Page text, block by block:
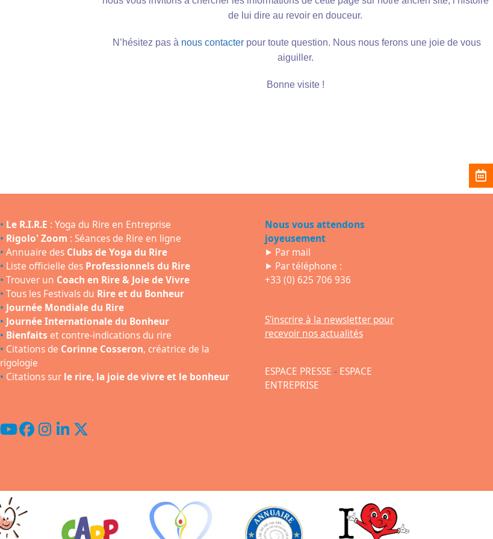
de lui dire au revoir en douceur.
N’hésitez pas à nous contacter pour toute question. Nous nous ferons une joie de vous
aiguiller.
Bonne visite !
• Le R.I.R.E : Yoga du Rire en Entreprise
• Rigolo' Zoom : Séances de Rire en ligne
• Annuaire des Clubs de Yoga du Rire
• Liste officielle des Professionnels du Rire
• Trouver un Coach en Rire & Joie de Vivre
• Tous les Festivals du Rire et du Bonheur
• Journée Mondiale du Rire
• Journée Internationale du Bonheur
• Bienfaits et contre-indications du rire
• Citations de Corinne Cosseron, créatrice de la
rigologie
• Citations sur le rire, la joie de vivre et le bonheur
YouTube
Facebook
Instagram
LinkedIn
Twitter
Nous vous attendons
joyeusement
⯈ Par mail
⯈ Par téléphone :
+33 (0) 625 706 936
S'inscrire à la newsletter pour
recevoir nos actualités
ESPACE PRESSE - ESPACE
ENTREPRISE